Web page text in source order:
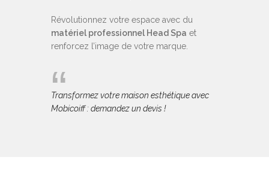
Révolutionnez votre espace avec du
matériel professionnel Head Spa et
renforcez l’image de votre marque.
Transformez votre maison esthétique avec
Mobicoiff : demandez un devis !